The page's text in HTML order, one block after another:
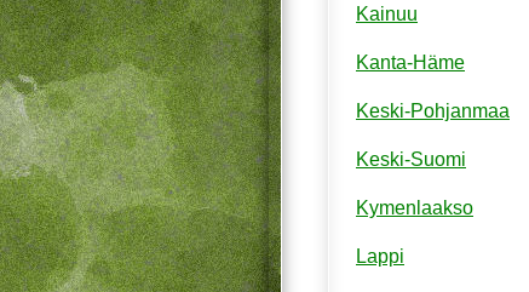
Kainuu
Kanta-Häme
Keski-Pohjanmaa
Keski-Suomi
Kymenlaakso
Lappi